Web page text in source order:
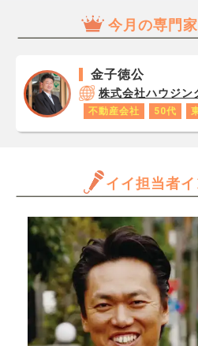
っていましたが、 ネ
は沖縄のマンション
かけました。 実際に調べる
と、那覇市や北谷町
エリアの価格は上が
方や、扱ったことが
今月の専門
金子徳公
株式会社ハウジン
不動産会社 50代
イイ担当者